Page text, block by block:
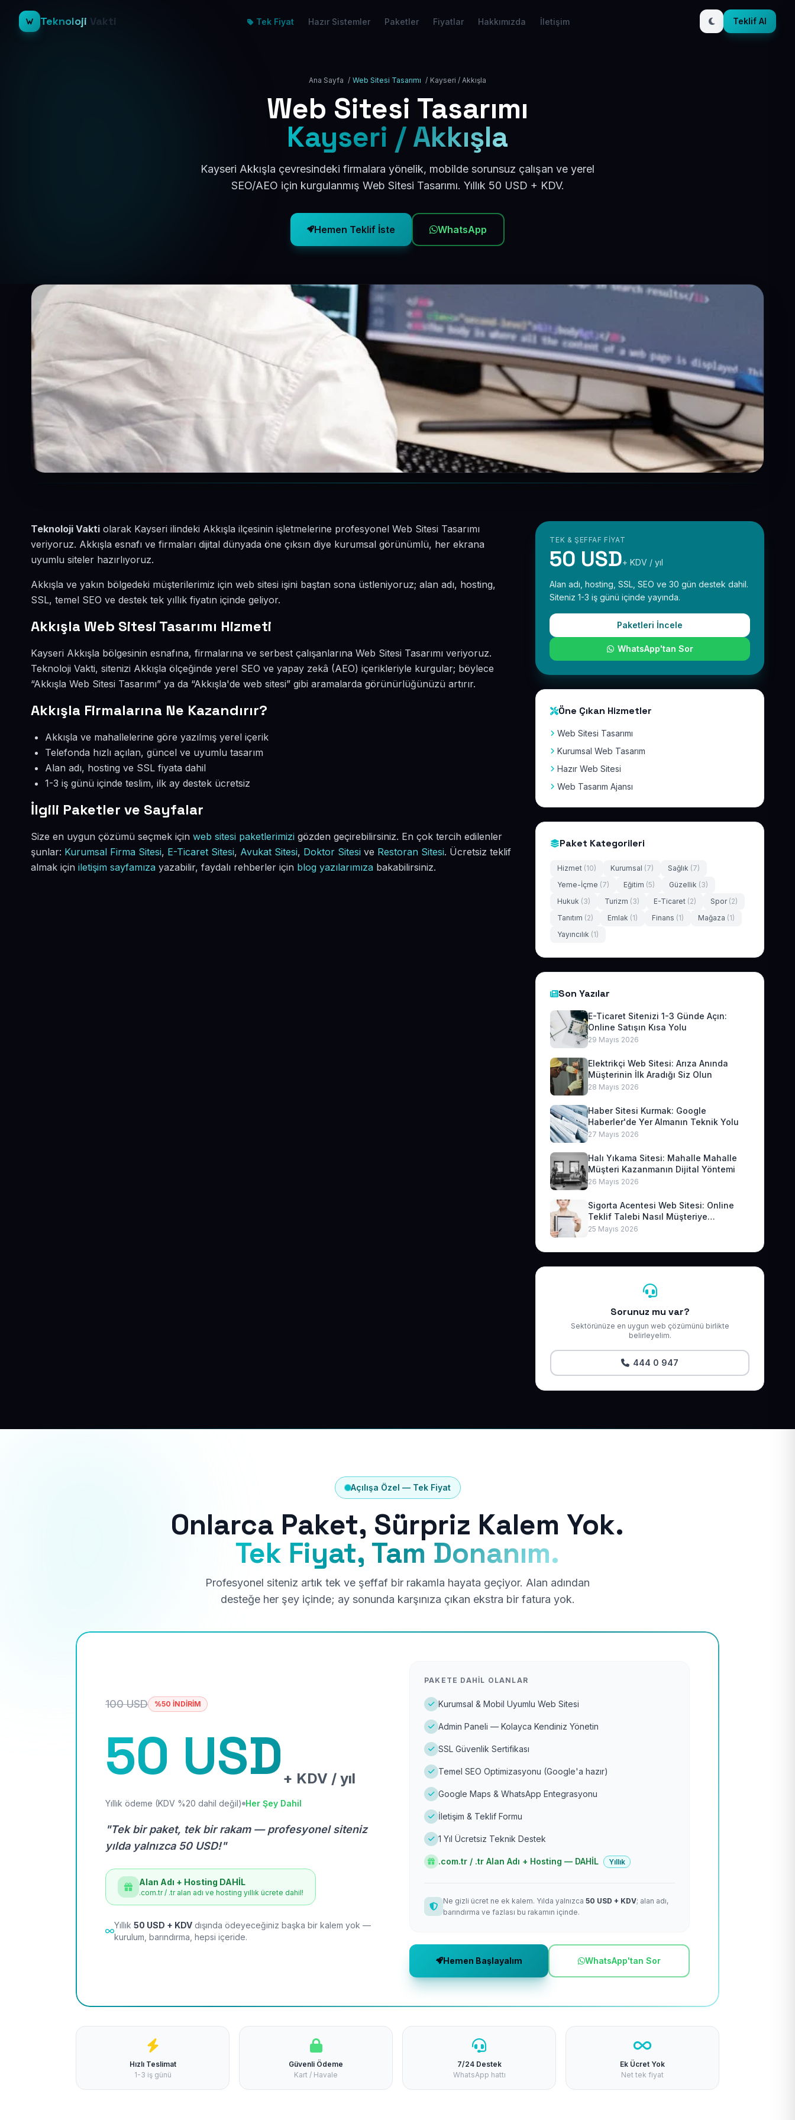
Teknoloji Vakti Tek Fiyat Hazır Sistemler Paketler Fiyatlar Hakkımızda İletişim Teklif Al
Ana Sayfa / Web Sitesi Tasarımı / Kayseri / Akkışla
Web Sitesi Tasarımı
Kayseri / Akkışla
Kayseri Akkışla çevresindeki firmalara yönelik, mobilde sorunsuz çalışan ve yerel
SEO/AEO için kurgulanmış Web Sitesi Tasarımı. Yıllık 50 USD + KDV.
Hemen Teklif İste WhatsApp
Teknoloji Vakti olarak Kayseri ilindeki Akkışla ilçesinin işletmelerine profesyonel Web Sitesi Tasarımı
veriyoruz. Akkışla esnafı ve firmaları dijital dünyada öne çıksın diye kurumsal görünümlü, her ekrana
uyumlu siteler hazırlıyoruz.
Akkışla ve yakın bölgedeki müşterilerimiz için web sitesi işini baştan sona üstleniyoruz; alan adı, hosting,
SSL, temel SEO ve destek tek yıllık fiyatın içinde geliyor.
Akkışla Web Sitesi Tasarımı Hizmeti
Kayseri Akkışla bölgesinin esnafına, firmalarına ve serbest çalışanlarına Web Sitesi Tasarımı veriyoruz.
Teknoloji Vakti, sitenizi Akkışla ölçeğinde yerel SEO ve yapay zekâ (AEO) içerikleriyle kurgular; böylece
“Akkışla Web Sitesi Tasarımı” ya da “Akkışla'de web sitesi” gibi aramalarda görünürlüğünüzü artırır.
Akkışla Firmalarına Ne Kazandırır?
Akkışla ve mahallelerine göre yazılmış yerel içerik
Telefonda hızlı açılan, güncel ve uyumlu tasarım
Alan adı, hosting ve SSL fiyata dahil
1-3 iş günü içinde teslim, ilk ay destek ücretsiz
İlgili Paketler ve Sayfalar
Size en uygun çözümü seçmek için web sitesi paketlerimizi gözden geçirebilirsiniz. En çok tercih edilenler
şunlar: Kurumsal Firma Sitesi, E-Ticaret Sitesi, Avukat Sitesi, Doktor Sitesi ve Restoran Sitesi. Ücretsiz teklif
almak için iletişim sayfamıza yazabilir, faydalı rehberler için blog yazılarımıza bakabilirsiniz.
TEK & ŞEFFAF FIYAT
50 USD+ KDV / yıl
Alan adı, hosting, SSL, SEO ve 30 gün destek dahil.
Siteniz 1-3 iş günü içinde yayında.
Paketleri İncele
WhatsApp'tan Sor
Öne Çıkan Hizmetler
Web Sitesi Tasarımı
Kurumsal Web Tasarım
Hazır Web Sitesi
Web Tasarım Ajansı
Paket Kategorileri
Hizmet (10) Kurumsal (7) Sağlık (7)
Yeme-İçme (7) Eğitim (5) Güzellik (3)
Hukuk (3) Turizm (3) E-Ticaret (2) Spor (2)
Tanıtım (2) Emlak (1) Finans (1) Mağaza (1)
Yayıncılık (1)
Son Yazılar
E-Ticaret Sitenizi 1-3 Günde Açın:
Online Satışın Kısa Yolu
29 Mayıs 2026
Elektrikçi Web Sitesi: Arıza Anında
Müşterinin İlk Aradığı Siz Olun
28 Mayıs 2026
Haber Sitesi Kurmak: Google
Haberler'de Yer Almanın Teknik Yolu
27 Mayıs 2026
Halı Yıkama Sitesi: Mahalle Mahalle
Müşteri Kazanmanın Dijital Yöntemi
26 Mayıs 2026
Sigorta Acentesi Web Sitesi: Online
Teklif Talebi Nasıl Müşteriye
Dönüşür?
25 Mayıs 2026
Sorunuz mu var?
Sektörünüze en uygun web çözümünü birlikte
belirleyelim.
444 0 947
Açılışa Özel — Tek Fiyat
Onlarca Paket, Sürpriz Kalem Yok.
Tek Fiyat, Tam Donanım.
Profesyonel siteniz artık tek ve şeffaf bir rakamla hayata geçiyor. Alan adından
desteğe her şey içinde; ay sonunda karşınıza çıkan ekstra bir fatura yok.
100 USD %50 İNDİRİM
50 USD+ KDV / yıl
Yıllık ödeme (KDV %20 dahil değil) Her Şey Dahil
"Tek bir paket, tek bir rakam — profesyonel siteniz
yılda yalnızca 50 USD!"
Alan Adı + Hosting DAHİL
.com.tr / .tr alan adı ve hosting yıllık ücrete dahil!
Yıllık 50 USD + KDV dışında ödeyeceğiniz başka bir kalem yok —
kurulum, barındırma, hepsi içeride.
PAKETE DAHIL OLANLAR
Kurumsal & Mobil Uyumlu Web Sitesi
Admin Paneli — Kolayca Kendiniz Yönetin
SSL Güvenlik Sertifikası
Temel SEO Optimizasyonu (Google'a hazır)
Google Maps & WhatsApp Entegrasyonu
İletişim & Teklif Formu
1 Yıl Ücretsiz Teknik Destek
.com.tr / .tr Alan Adı + Hosting — DAHİL Yıllık
Ne gizli ücret ne ek kalem. Yılda yalnızca 50 USD + KDV; alan adı,
barındırma ve fazlası bu rakamın içinde.
Hemen Başlayalım WhatsApp'tan Sor
Hızlı Teslimat
1-3 iş günü
Güvenli Ödeme
Kart / Havale
7/24 Destek
WhatsApp hattı
Ek Ücret Yok
Net tek fiyat